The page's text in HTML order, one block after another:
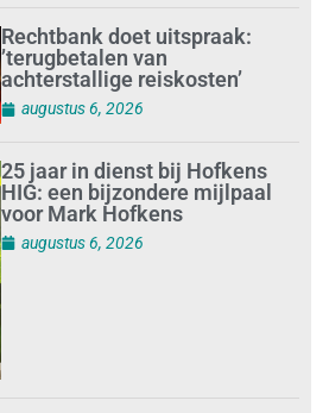
Rechtbank doet uitspraak:
’terugbetalen van
achterstallige reiskosten’
augustus 6, 2026
25 jaar in dienst bij Hofkens
HIG: een bijzondere mijlpaal
voor Mark Hofkens
augustus 6, 2026